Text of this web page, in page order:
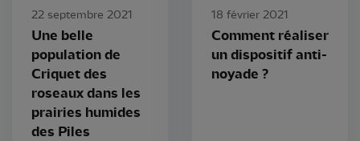
22 septembre 2021
Une belle
population de
Criquet des
roseaux dans les
prairies humides
des Piles
18 février 2021
Comment réaliser
un dispositif anti-
noyade ?